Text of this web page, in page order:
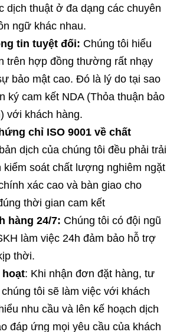
dịch thuật ở đa dạng các chuyên
ngữ khác nhau.
tin tuyệt đối: Chúng tôi hiểu
trên hợp đồng thường rất nhạy
bảo mật cao. Đó là lý do tại sao
ký cam kết NDA (Thỏa thuận bảo
với khách hàng.
chỉ ISO 9001 về chất
dịch của chúng tôi đều phải trải
kiểm soát chất lượng nghiêm ngặt
xác cao và bàn giao cho
thời gian cam kết
hàng 24/7: Chúng tôi có đội ngũ
làm việc 24h đảm bảo hỗ trợ
thời.
hoạt: Khi nhận đơn đặt hàng, tư
tôi sẽ làm việc với khách
nhu cầu và lên kế hoạch dịch
đáp ứng mọi yêu cầu của khách